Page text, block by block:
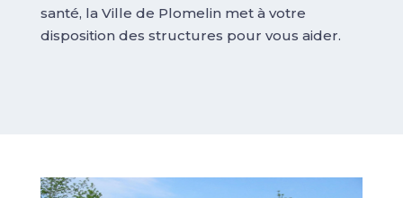
santé, la Ville de Plomelin met à votre
disposition des structures pour vous aider.